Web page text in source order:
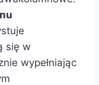
się w
wypełniając